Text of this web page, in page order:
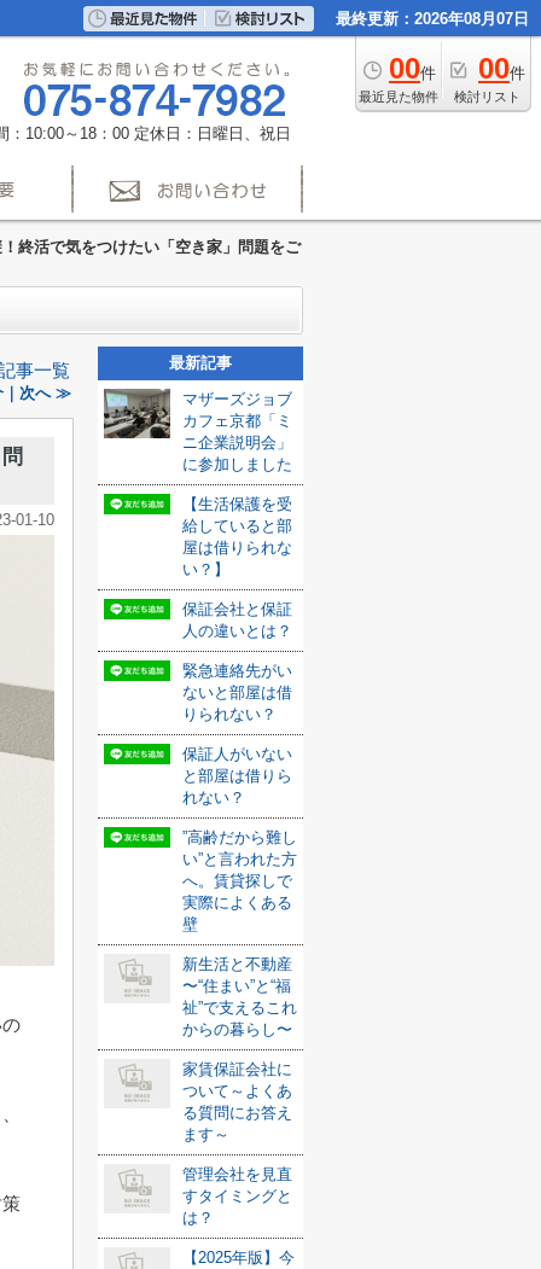
最終更新：2026年08月07日
00件
最近見た物件
00件
検討リスト
：10:00～18：00 定休日：日曜日、祝日
終活で気をつけたい「空き家」問題をご
事一覧
｜次へ ≫
01-10
最新記事
マザーズジョブ
カフェ京都「ミ
ニ企業説明会」
に参加しました
【生活保護を受
給していると部
屋は借りられな
い？】
保証会社と保証
人の違いとは？
緊急連絡先がい
ないと部屋は借
りられない？
保証人がいない
と部屋は借りら
れない？
”高齢だから難し
い”と言われた方
へ。賃貸探しで
実際によくある
壁
新生活と不動産
〜“住まい”と“福
祉”で支えるこれ
からの暮らし〜
家賃保証会社に
ついて～よくあ
る質問にお答え
ます～
管理会社を見直
すタイミングと
は？
【2025年版】今